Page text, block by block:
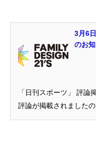
3月6
のお
「日刊スポーツ」 評論
評論が掲載されました